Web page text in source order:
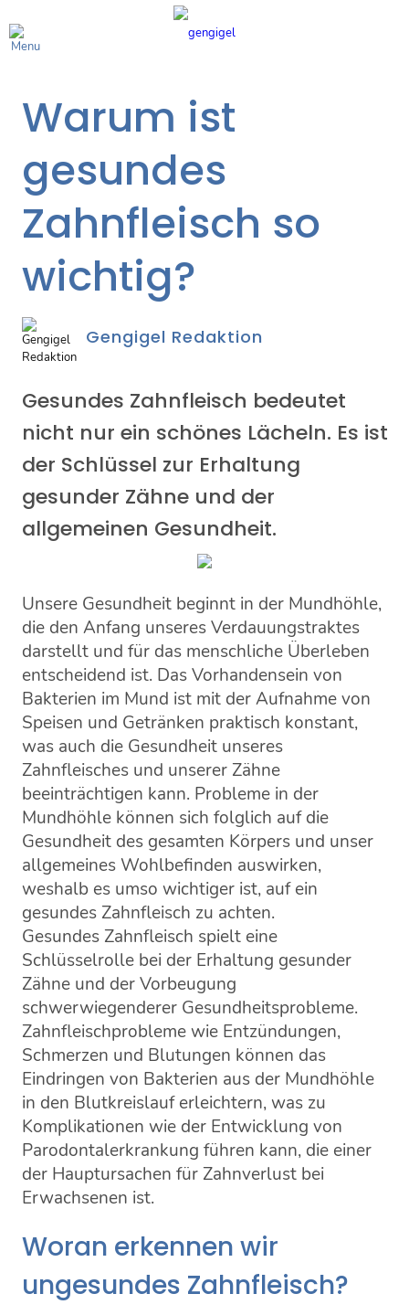
Warum ist
gesundes
Zahnfleisch so
wichtig?
Gengigel Redaktion
Gesundes Zahnfleisch bedeutet
nicht nur ein schönes Lächeln. Es ist
der Schlüssel zur Erhaltung
gesunder Zähne und der
allgemeinen Gesundheit.
Unsere Gesundheit beginnt in der Mundhöhle,
die den Anfang unseres Verdauungstraktes
darstellt und für das menschliche Überleben
entscheidend ist. Das Vorhandensein von
Bakterien im Mund ist mit der Aufnahme von
Speisen und Getränken praktisch konstant,
was auch die Gesundheit unseres
Zahnfleisches und unserer Zähne
beeinträchtigen kann. Probleme in der
Mundhöhle können sich folglich auf die
Gesundheit des gesamten Körpers und unser
allgemeines Wohlbefinden auswirken,
weshalb es umso wichtiger ist, auf ein
gesundes Zahnfleisch zu achten.
Gesundes Zahnfleisch spielt eine
Schlüsselrolle bei der Erhaltung gesunder
Zähne und der Vorbeugung
schwerwiegenderer Gesundheitsprobleme.
Zahnfleischprobleme wie Entzündungen,
Schmerzen und Blutungen können das
Eindringen von Bakterien aus der Mundhöhle
in den Blutkreislauf erleichtern, was zu
Komplikationen wie der Entwicklung von
Parodontalerkrankung führen kann, die einer
der Hauptursachen für Zahnverlust bei
Erwachsenen ist.
Woran erkennen wir
ungesundes Zahnfleisch?